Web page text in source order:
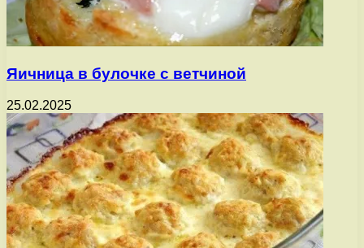
Яичница в булочке с ветчиной
25.02.2025